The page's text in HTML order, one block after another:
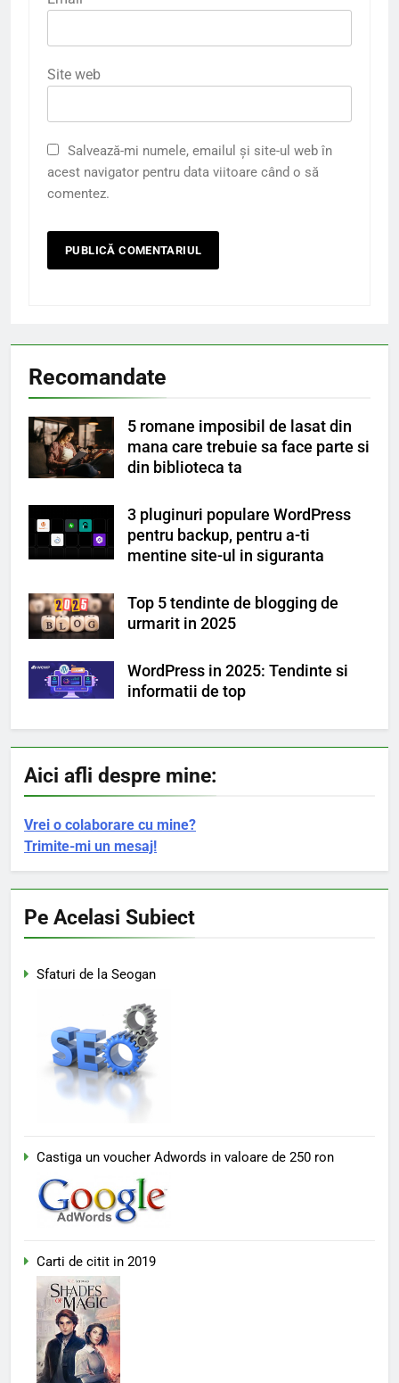
Site web
Salvează-mi numele, emailul și site-ul web în
acest navigator pentru data viitoare când o să
comentez.
Recomandate
5 romane imposibil de lasat din
mana care trebuie sa face parte si
din biblioteca ta
3 pluginuri populare WordPress
pentru backup, pentru a-ti
mentine site-ul in siguranta
Top 5 tendinte de blogging de
urmarit in 2025
WordPress in 2025: Tendinte si
informatii de top
Aici afli despre mine:
Vrei o colaborare cu mine?
Trimite-mi un mesaj!
Pe Acelasi Subiect
Sfaturi de la Seogan
Castiga un voucher Adwords in valoare de 250 ron
Carti de citit in 2019